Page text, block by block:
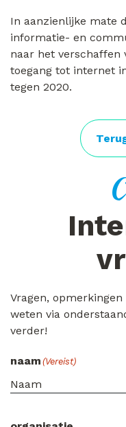
In aanzienlijke mate
informatie- en
naar het verschaffen
toegang tot internet
tegen 2020.
Vragen,
weten via
verder!
naam (Vereist)